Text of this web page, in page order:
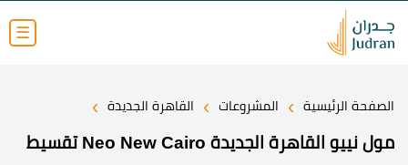
☰
الصفحة الرئيسية › المشروعات › القاهرة الجديدة ›
مول نييو القاهرة الجديدة Neo New Cairo تقسيط